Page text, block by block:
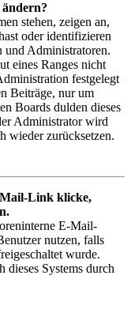
stehen, zeigen an,
oder identifizieren
und Administratoren.
eines Ranges nicht
festgelegt
Beiträge, nur um
Boards dulden dieses
Administrator wird
wieder zurücksetzen.
Mail-Link klicke,
E-Mail-
nutzen, falls
wurde.
dieses Systems durch